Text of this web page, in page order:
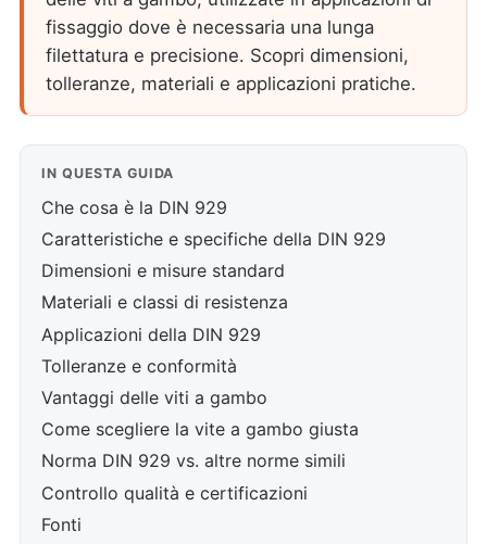
fissaggio dove è necessaria una lunga
filettatura e precisione. Scopri dimensioni,
tolleranze, materiali e applicazioni pratiche.
IN QUESTA GUIDA
Che cosa è la DIN 929
Caratteristiche e specifiche della DIN 929
Dimensioni e misure standard
Materiali e classi di resistenza
Applicazioni della DIN 929
Tolleranze e conformità
Vantaggi delle viti a gambo
Come scegliere la vite a gambo giusta
Norma DIN 929 vs. altre norme simili
Controllo qualità e certificazioni
Fonti